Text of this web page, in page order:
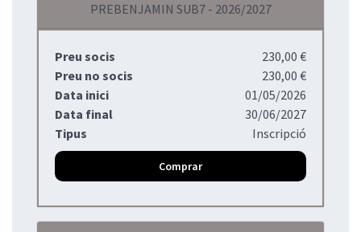
PREBENJAMIN SUB7 - 2026/2027
Preu socis
230,00 €
Preu no socis
230,00 €
Data inici
01/05/2026
Data final
30/06/2027
Tipus
Inscripció
Comprar